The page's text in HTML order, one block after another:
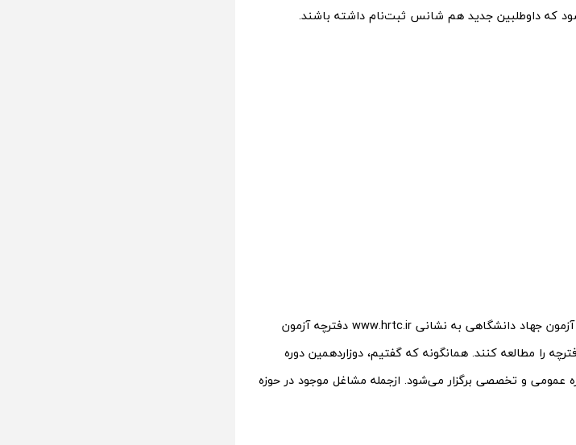
شود که داوطلبین جدید هم شانس ثبت‌نام داشته باشند.
متقاضیان می‌توانند مراجعه به سایت مرکز آزمون جهاد دانشگاهی به نشانی www.hrtc.ir دفترچه آزمون
دانلود و مفاد دفترچه را مطالعه کنند. همانگونه که گفتیم، دوزاردهمین دوره
عمومی و تخصصی برگزار می‌شود. ازجمله مشاغل موجود در حوزه